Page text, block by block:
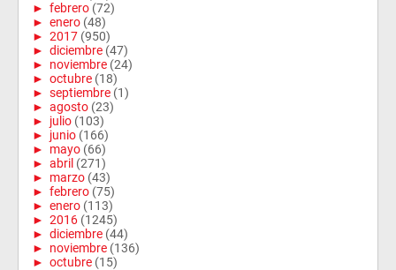
► febrero (72)
► enero (48)
► 2017 (950)
► diciembre (47)
► noviembre (24)
► octubre (18)
► septiembre (1)
► agosto (23)
► julio (103)
► junio (166)
► mayo (66)
► abril (271)
► marzo (43)
► febrero (75)
► enero (113)
► 2016 (1245)
► diciembre (44)
► noviembre (136)
► octubre (15)